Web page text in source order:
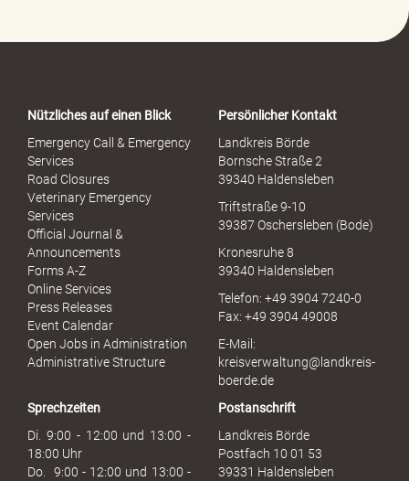
o
S
s
u
h
Nützliches auf einen Blick
Emergency Call & Emergency
Services
Road Closures
Veterinary Emergency
Services
Official Journal &
Announcements
Forms A-Z
Online Services
Press Releases
Event Calendar
Open Jobs in Administration
Administrative Structure
Persönlicher Kontakt
Landkreis Börde
Bornsche Straße 2
39340 Haldensleben
Triftstraße 9-10
39387 Oschersleben (Bode)
Kronesruhe 8
39340 Haldensleben
Telefon: +49 3904 7240-0
Fax: +49 3904 49008
E-Mail:
kreisverwaltung@landkreis-
boerde.de
Sprechzeiten
Di. 9:00 - 12:00 und 13:00 -
18:00 Uhr
Do. 9:00 - 12:00 und 13:00 -
Postanschrift
Landkreis Börde
Postfach 10 01 53
39331 Haldensleben